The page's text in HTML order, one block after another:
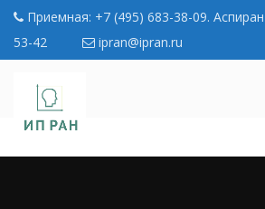
Приемная: +7 (495) 683-38-09.
53-42
ipran@ipran.ru